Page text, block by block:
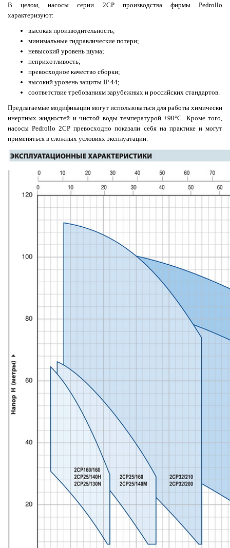
В целом, насосы серии 2CP производства фирмы Pedrollo
характеризуют:
высокая производительность;
минимальные гидравлические потери;
невысокий уровень шума;
неприхотливость;
превосходное качество сборки;
высокий уровень защиты IP 44;
соответствие требованиям зарубежных и российских стандартов.
Предлагаемые модификации могут использоваться для работы химически
инертных жидкостей и чистой воды температурой +90°C. Кроме того,
насосы Pedrollo 2CP превосходно показали себя на практике и могут
применяться в сложных условиях эксплуатации.